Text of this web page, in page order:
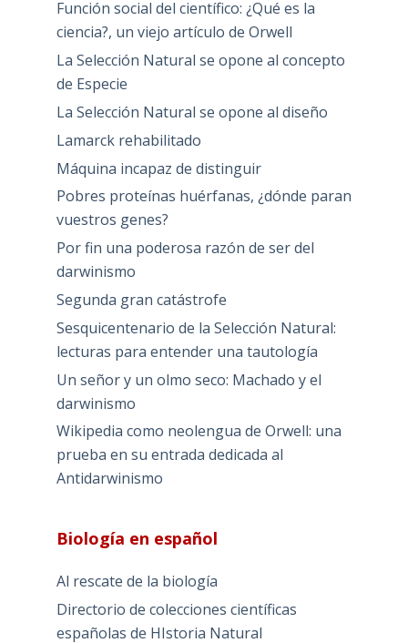
Función social del científico: ¿Qué es la
ciencia?, un viejo artículo de Orwell
La Selección Natural se opone al concepto
de Especie
La Selección Natural se opone al diseño
Lamarck rehabilitado
Máquina incapaz de distinguir
Pobres proteínas huérfanas, ¿dónde paran
vuestros genes?
Por fin una poderosa razón de ser del
darwinismo
Segunda gran catástrofe
Sesquicentenario de la Selección Natural:
lecturas para entender una tautología
Un señor y un olmo seco: Machado y el
darwinismo
Wikipedia como neolengua de Orwell: una
prueba en su entrada dedicada al
Antidarwinismo
Biología en español
Al rescate de la biología
Directorio de colecciones científicas
españolas de HIstoria Natural